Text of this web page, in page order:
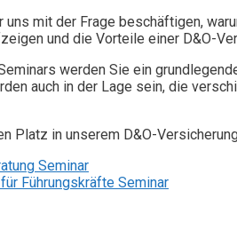
uns mit der Frage beschäftigen,
und die Vorteile einer D&O-
werden Sie ein
auch in der Lage sein, die
Platz in unserem D&O-
Seminar
Führungskräfte Seminar